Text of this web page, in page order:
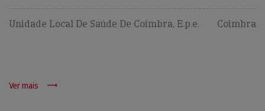
Unidade Local De Saúde De Coimbra, E.p.e. Coimbra
Ver mais